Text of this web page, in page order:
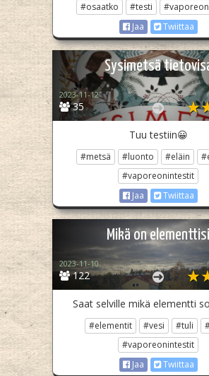
#osaatko
#testi
Jaa
Twiittaa
Sysimetsä
35
2023-11-12
Tuu testiin😀
#metsä #luonto #eläin
#vaporeonintestit
Jaa
Twiittaa
Mikä on elementtisi
122
2023-11-10
Saat selville mikä elementti
#elementit #vesi #tuli
#vaporeonintestit
Jaa
Twiittaa